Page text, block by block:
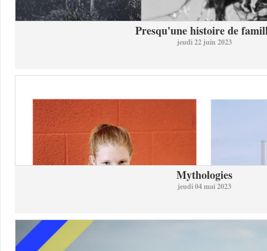
Presqu'une histoire de
jeudi 22 juin 2023
Mythologies
jeudi 04 mai 2023